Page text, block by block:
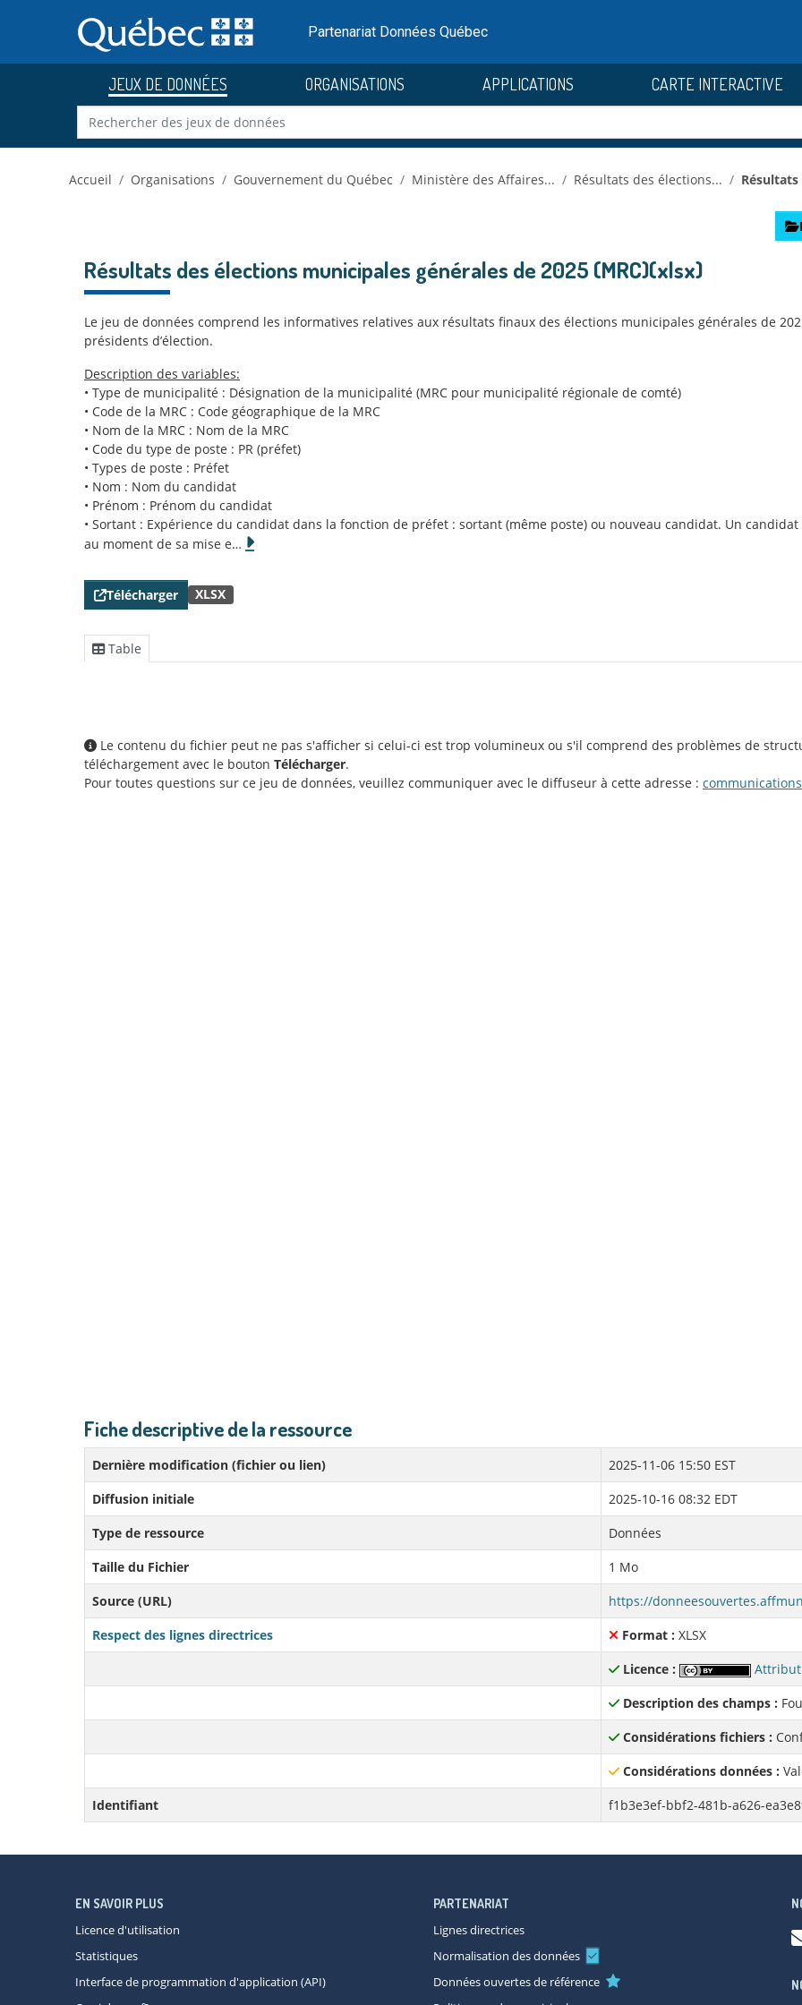
au
contenu
Partenariat Données Québec
JEUX DE DONNÉES ORGANISATIONS APPLICATIONS CARTE INTERACTIVE
Accueil Organisations Gouvernement du Québec Ministère des Affaires... Résultats des élections...
Résultats des élections municipales générales de 2025 (MRC)(xlsx)
Le jeu de données comprend les informatives relatives aux résultats finaux des élections municipales générales de
présidents d’élection.
Description des variables:
• Type de municipalité : Désignation de la municipalité (MRC pour municipalité régionale de comté)
• Code de la MRC : Code géographique de la MRC
• Nom de la MRC : Nom de la MRC
• Code du type de poste : PR (préfet)
• Types de poste : Préfet
• Nom : Nom du candidat
• Prénom : Prénom du candidat
• Sortant : Expérience du candidat dans la fonction de préfet : sortant (même poste) ou nouveau candidat. Un
au moment de sa mise e…
Télécharger XLSX
Table
Le contenu du fichier peut ne pas s'afficher si celui-ci est trop volumineux ou s'il comprend des problèmes de
téléchargement avec le bouton Télécharger.
Pour toutes questions sur ce jeu de données, veuillez communiquer avec le diffuseur à cette adresse :
Fiche descriptive de la ressource
Dernière modification (fichier ou lien)
2025-11-06 15:50 EST
Diffusion initiale
2025-10-16 08:32 EDT
Type de ressource
Données
Taille du Fichier
1 Mo
Source (URL)
https://
Respect des lignes directrices
Format : XLSX
Licence :
Description des champs :
Considérations fichiers :
Considérations données :
Identifiant
f1b3e3ef-bbf2-481b-a626-
EN SAVOIR PLUS
Licence d'utilisation
Statistiques
Interface de programmation d'application (API)
PARTENARIAT
Lignes directrices
Normalisation des données
Données ouvertes de référence